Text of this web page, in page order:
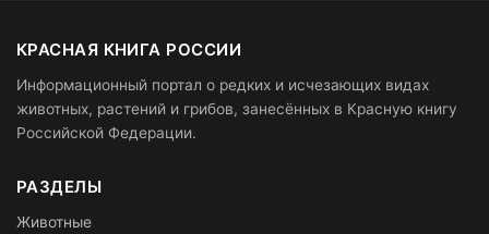
КРАСНАЯ КНИГА РОССИИ
Информационный портал о редких и исчезающих видах
животных, растений и грибов, занесённых в Красную книгу
Российской Федерации.
РАЗДЕЛЫ
Животные